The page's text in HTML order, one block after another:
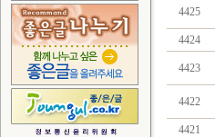
4425
4424
4423
4422
4421